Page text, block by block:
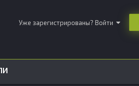
Уже зарегистрированы? Войти